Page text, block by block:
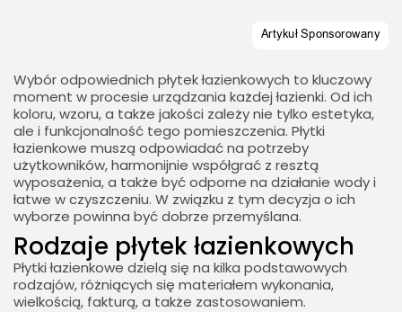
Wybór odpowiednich płytek łazienkowych to kluczowy
moment w procesie urządzania każdej łazienki. Od ich
koloru, wzoru, a także jakości zależy nie tylko estetyka,
ale i funkcjonalność tego pomieszczenia. Płytki
łazienkowe muszą odpowiadać na potrzeby
użytkowników, harmonijnie współgrać z resztą
wyposażenia, a także być odporne na działanie wody i
łatwe w czyszczeniu. W związku z tym decyzja o ich
wyborze powinna być dobrze przemyślana.
Rodzaje płytek łazienkowych
Płytki łazienkowe dzielą się na kilka podstawowych
rodzajów, różniących się materiałem wykonania,
wielkością, fakturą, a także zastosowaniem.